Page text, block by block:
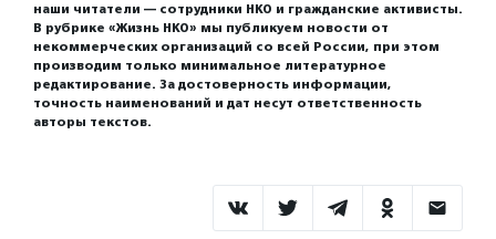
наши читатели — сотрудники НКО и гражданские активисты.
В рубрике «Жизнь НКО» мы публикуем новости от
некоммерческих организаций со всей России, при этом
производим только минимальное литературное
редактирование. За достоверность информации,
точность наименований и дат несут ответственность
авторы текстов.